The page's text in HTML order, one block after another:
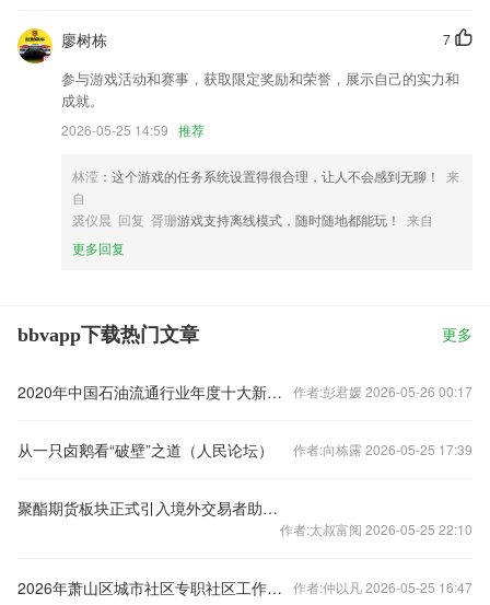
7
廖树栋
参与游戏活动和赛事，获取限定奖励和荣誉，展示自己的实力和
成就。
2026-05-25 14:59 推荐
林滢 ：这个游戏的任务系统设置得很合理，让人不会感到无聊！
来
自
裘仪晨 回复 胥珊游戏支持离线模式，随时随地都能玩！
来自
更多回复
bbvapp下载热门文章 更多
2020年中国石油流通行业年度十大新闻在京发布 作者:彭君媛 2026-05-26 00:17
从一只卤鹅看“破壁”之道（人民论坛） 作者:向栋露 2026-05-25 17:39
聚酯期货板块正式引入境外交易者助力国内企业扩大出口
作者:太叔富阅 2026-05-25 22:10
2026年萧山区城市社区专职社区工作者招聘通 作者:仲以凡 2026-05-25 16:47